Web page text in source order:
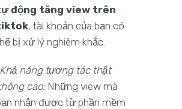
động tăng view trên
, tài khoản của bạn có
bị xử lý nghiêm khắc.
Khả năng tương tác thật
cao:Những view mà
nhận được từ phần mềm